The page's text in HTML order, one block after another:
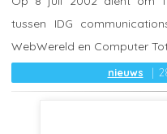
nieuws
tussen IDG
WebWereld en Computer